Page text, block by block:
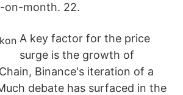
on-month. 22.
A key factor for the price
surge is the growth of
Binance's iteration of a
debate has surfaced in the